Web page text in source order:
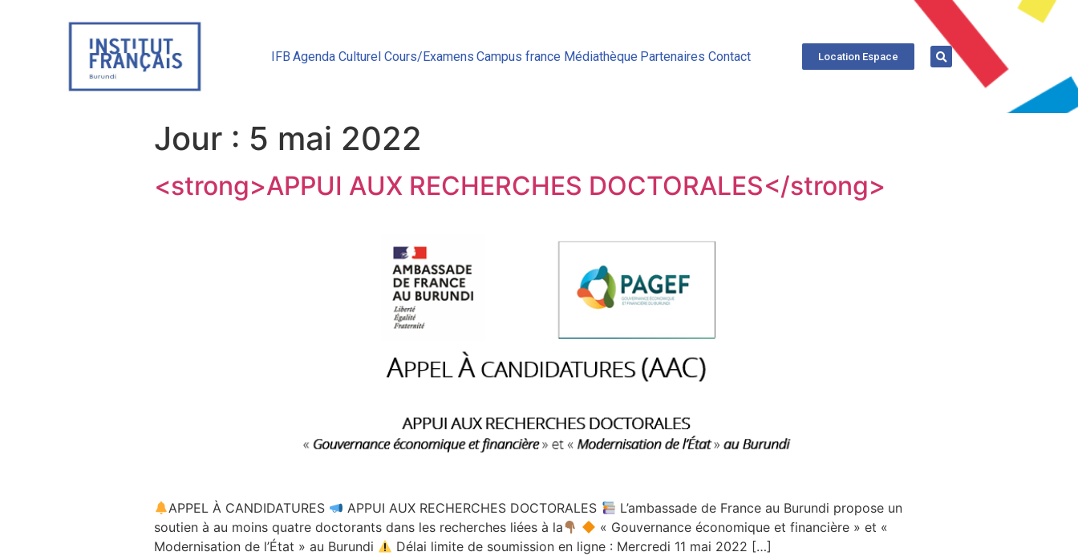
IFB Agenda Culturel Cours/Examens Campus france Médiathèque Partenaires Contact Location Espace
Jour : 5 mai 2022
<strong>APPUI AUX RECHERCHES DOCTORALES</strong>
APPEL À CANDIDATURES APPUI AUX RECHERCHES DOCTORALES
L’ambassade de France au Burundi propose un
soutien à au moins quatre doctorants dans les recherches liées à la
« Gouvernance économique et financière » et «
Modernisation de l’État » au Burundi
Délai limite de soumission en ligne : Mercredi 11 mai 2022 […]